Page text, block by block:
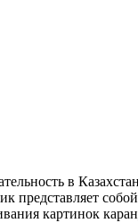
в
представляет
картинок